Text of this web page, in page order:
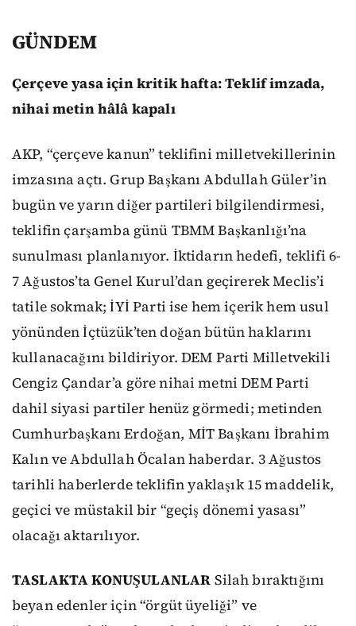
GÜNDEM
Çerçeve yasa için kritik hafta: Teklif imzada,
nihai metin hâlâ kapalı
AKP, “çerçeve kanun” teklifini milletvekillerinin
imzasına açtı. Grup Başkanı Abdullah Güler’in
bugün ve yarın diğer partileri bilgilendirmesi,
teklifin çarşamba günü TBMM Başkanlığı’na
sunulması planlanıyor. İktidarın hedefi, teklifi 6-
7 Ağustos’ta Genel Kurul’dan geçirerek Meclis’i
tatile sokmak; İYİ Parti ise hem içerik hem usul
yönünden İçtüzük’ten doğan bütün haklarını
kullanacağını bildiriyor. DEM Parti Milletvekili
Cengiz Çandar’a göre nihai metni DEM Parti
dahil siyasi partiler henüz görmedi; metinden
Cumhurbaşkanı Erdoğan, MİT Başkanı İbrahim
Kalın ve Abdullah Öcalan haberdar. 3 Ağustos
tarihli haberlerde teklifin yaklaşık 15 maddelik,
geçici ve müstakil bir “geçiş dönemi yasası”
olacağı aktarılıyor.
TASLAKTA KONUŞULANLAR Silah bıraktığını
beyan edenler için “örgüt üyeliği” ve